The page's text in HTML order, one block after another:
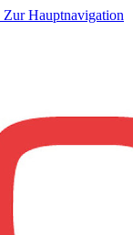
Zur Hauptnavigation